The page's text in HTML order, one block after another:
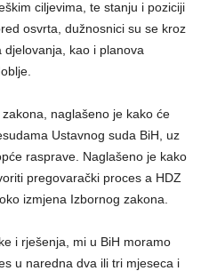
ciljevima, te stanju i poziciji
osvrta, dužnosnici su se kroz
kao i planova
naglašeno je kako će
Ustavnog suda BiH, uz
rasprave. Naglašeno je kako
pregovarački proces a HDZ
izmjena Izbornog zakona.
i rješenja, mi u BiH moramo
u naredna dva ili tri mjeseca i